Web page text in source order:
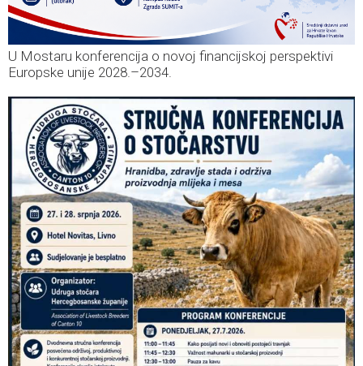
U Mostaru konferencija o novoj financijskoj perspektivi
Europske unije 2028.–2034.